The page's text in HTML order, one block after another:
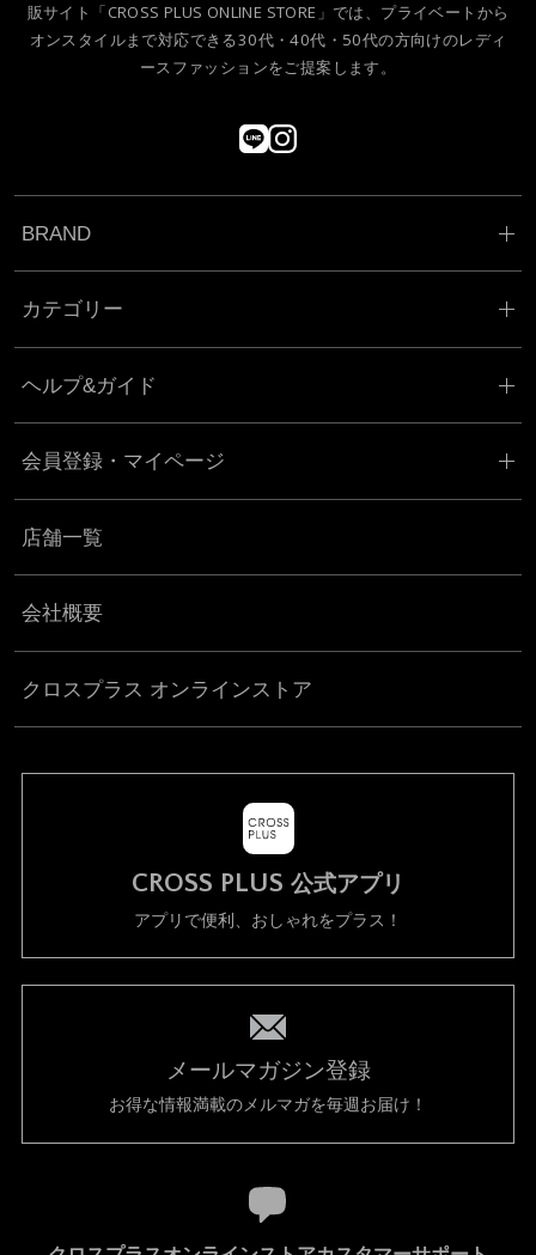
販サイト「CROSS PLUS ONLINE STORE」では、プライベートから
オンスタイルまで対応できる30代・40代・50代の方向けのレディ
ースファッションをご提案します。
BRAND
カテゴリー
ヘルプ&ガイド
会員登録・マイページ
店舗一覧
会社概要
クロスプラス オンラインストア
CROSS PLUS 公式アプリ
アプリで便利、おしゃれをプラス！
メールマガジン登録
お得な情報満載のメルマガを毎週お届け！